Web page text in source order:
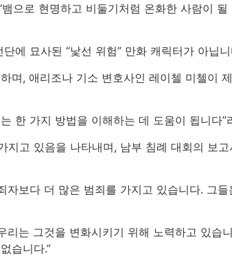
으로 현명하고 비둘기처럼 온화한 사람이
에 묘사된 “낯선 위험” 만화 캐릭터가 아닙
며, 애리조나 기소 변호사인 레이첼 미첼이
한 가지 방법을 이해하는 데 도움이 됩니다”
고 있음을 나타내며, 남부 침례 대회의 보
보다 더 많은 범죄를 가지고 있습니다. 그
는 그것을 변화시키기 위해 노력하고 있습
습니다.”